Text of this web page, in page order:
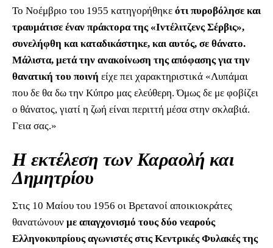
Το Νοέμβριο του 1955 κατηγορήθηκε ότι πυροβόλησε και
τραυμάτισε έναν πράκτορα της «Ιντέλιτζενς Σέρβις»,
συνελήφθη και καταδικάστηκε, και αυτός, σε θάνατο.
Μάλιστα, μετά την ανακοίνωση της απόφασης για την
θανατική του ποινή είχε πει χαρακτηριστικά «Λυπάμαι
που δε θα δω την Κύπρο μας ελεύθερη. Όμως δε με φοβίζει
ο θάνατος, γιατί η ζωή είναι περιττή μέσα στην σκλαβιά.
Γεια σας.»
Η εκτέλεση των Καραολή και
Δημητρίου
Στις 10 Μαίου του 1956 οι Βρετανοί αποικιοκράτες
θανατώνουν με απαγχονισμό τους δύο νεαρούς
Ελληνοκυπρίους αγωνιστές στις Κεντρικές Φυλακές της